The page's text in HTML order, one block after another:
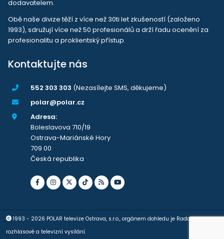
dodavatelem.
Obě naše divize těží z více než 30ti let zkušeností (založeno
1993), sdružují více než 50 profesionálů a drží řadu ocenění za
profesionalitu a proklientský přístup.
Kontaktujte nás
552 303 303 (Nezasílejte SMS, děkujeme)
polar@polar.cz
Adresa:
Boleslavova 710/19
Ostrava-Mariánské Hory
709 00
Česká republika
1993 - 2026 POLAR televize Ostrava, s.r.o., orgánem dohledu je Rada pro
rozhlasové a televizní vysílání.